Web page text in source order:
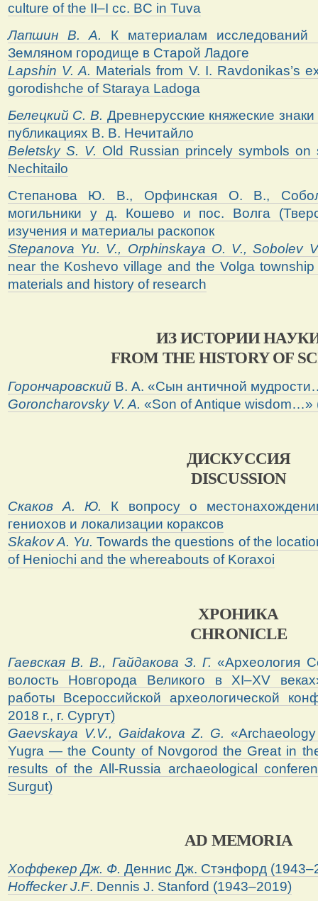
culture of the II–I cc. BC in Tuva
Лапшин В. А. К материалам
Земляном городище в Старой Ладоге
Lapshin V.A. Materials from V. I. Ravdonikas’s
gorodishche of Staraya Ladoga
Белецкий С. В. Древнерусские княжеские
публикациях В. В. Нечитайло
Beletsky S. V. Old Russian princely symbols on
Nechitailo
Степанова Ю. В., Орфинская О. В.,
могильники у д. Кошево и пос. Волга
изучения и материалы раскопок
Stepanova Yu. V., Orphinskaya O. V.,Sobolev V
near the Koshevo village and the Volga
materials and history of research
ИЗИСТОРИИ
FROM THE HISTORY OF
Горончаровский В. А. «Сын античной
Goroncharovsky V. A. «Son of Antique wisdom…»
ДИСКУССИЯ
DISCUSSION
Скаков А. Ю. К вопросу о
гениохов и локализации кораксов
SkakovA. Yu.Towards the questions of the
of Heniochi and the whereabouts of Koraxoi
ХРОНИКА
CHRONICLE
Гаевская В.В., Гайдакова З. Г.«Археология
волость Новгорода Великого в XI–XV
работы Всероссийской археологической
2018 г., г. Сургут)
Gaevskaya V.V., Gaidakova Z. G.
Yugra — the County of Novgorod the Great in
results of the All-Russia archaeological
Surgut)
AD MEMORIA
Хоффекер Дж. Ф. Деннис Дж. Стэнфорд
Hoffecker J.F. Dennis J. Stanford (1943–2019)